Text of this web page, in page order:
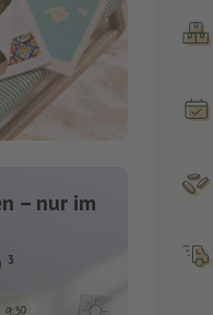
– nur im
3